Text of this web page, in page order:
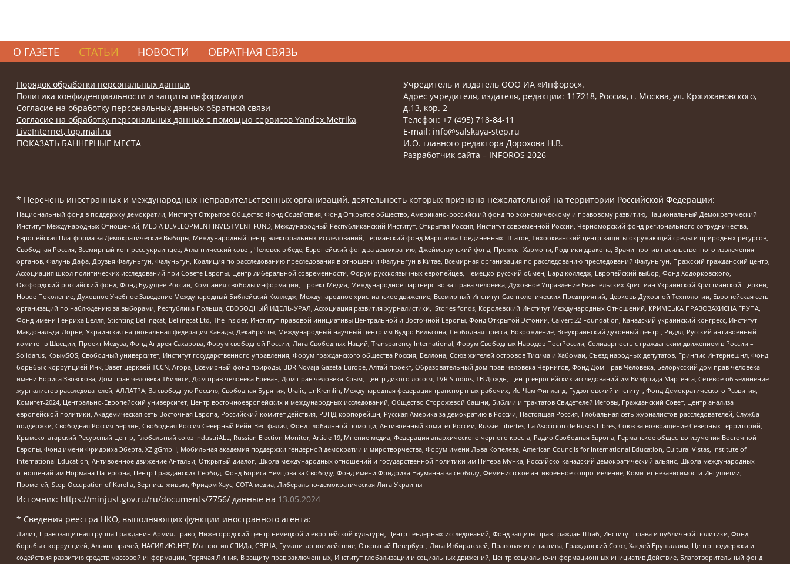
О ГАЗЕТЕ СТАТЬИ НОВОСТИ ОБРАТНАЯ СВЯЗЬ
Порядок обработки персональных данных
Политика конфиденциальности и защиты информации
Согласие на обработку персональных данных обратной связи
Согласие на обработку персональных данных с помощью сервисов Yandex.Metrika,
LiveInternet, top.mail.ru
ПОКАЗАТЬ БАННЕРНЫЕ МЕСТА
Учредитель и издатель ООО ИА «Инфорос».
Адрес учредителя, издателя, редакции: 117218, Россия, г. Москва, ул. Кржижановского,
д.13, кор. 2
Телефон: +7 (495) 718-84-11
E-mail: info@salskaya-step.ru
И.О. главного редактора Дорохова Н.В.
Разработчик сайта – INFOROS 2026
* Перечень иностранных и международных неправительственных организаций, деятельность которых признана нежелательной на территории Российской Федерации:
Национальный фонд в поддержку демократии, Институт Открытое Общество Фонд Содействия, Фонд Открытое общество, Американо-российский фонд по экономическому и правовому развитию, Национальный Демократический
Институт Международных Отношений, MEDIA DEVELOPMENT INVESTMENT FUND, Международный Республиканский Институт, Открытая Россия, Институт современной России, Черноморский фонд регионального сотрудничества,
Европейская Платформа за Демократические Выборы, Международный центр электоральных исследований, Германский фонд Маршалла Соединенных Штатов, Тихоокеанский центр защиты окружающей среды и природных ресурсов,
Свободная Россия, Всемирный конгресс украинцев, Атлантический совет, Человек в беде, Европейский фонд за демократию, Джеймстаунский фонд, Прожект Хармони, Родники дракона, Врачи против насильственного извлечения
органов, Фалунь Дафа, Друзья Фалуньгун, Фалуньгун, Коалиция по расследованию преследования в отношении Фалуньгун в Китае, Всемирная организация по расследованию преследований Фалуньгун, Пражский гражданский центр,
Ассоциация школ политических исследований при Совете Европы, Центр либеральной современности, Форум русскоязычных европейцев, Немецко-русский обмен, Бард колледж, Европейский выбор, Фонд Ходорковского,
Оксфордский российский фонд, Фонд Будущее России, Компания свободы информации, Проект Медиа, Международное партнерство за права человека, Духовное Управление Евангельских Христиан Украинской Христианской Церкви,
Новое Поколение, Духовное Учебное Заведение Международный Библейский Колледж, Международное христианское движение, Всемирный Институт Саентологических Предприятий, Церковь Духовной Технологии, Европейская сеть
организаций по наблюдению за выборами, Республика Польша, СВОБОДНЫЙ ИДЕЛЬ-УРАЛ, Ассоциация развития журналистики, IStories fonds, Королевский Институт Международных Отношений, КРИМСЬКА ПРАВОЗАХИСНА ГРУПА,
Фонд имени Генриха Бёлля, Stichting Bellingcat, Bellingcat Ltd, The Insider, Институт правовой инициативы Центральной и Восточной Европы, Фонд Открытой Эстонии, Calvert 22 Foundation, Канадский украинский конгресс, Институт
Макдональда-Лорье, Украинская национальная федерация Канады, Декабристы, Международный научный центр им Вудро Вильсона, Свободная пресса, Возрождение, Всеукраинский духовный центр , Риддл, Русский антивоенный
комитет в Швеции, Проект Медуза, Фонд Андрея Сахарова, Форум свободной России, Лига Свободных Наций, Transparеncy International, Форум Свободных Народов ПостРоссии, Солидарность с гражданским движением в России –
Solidarus, КрымSOS, Свободный университет, Институт государственного управления, Форум гражданского общества Россия, Беллона, Союз жителей островов Тисима и Хабомаи, Съезд народных депутатов, Гринпис Интернешнл, Фонд
борьбы с коррупцией Инк, Завет церквей TCCN, Агора, Всемирный фонд природы, BDR Novaja Gazeta-Europe, Алтай проект, Образовательный дом прав человека Чернигов, Фонд Дом Прав Человека, Белорусский дом прав человека
имени Бориса Звозскова, Дом прав человека Тбилиси, Дом прав человека Ереван, Дом прав человека Крым, Центр дикого лосося, TVR Studios, ТВ Дождь, Центр европейских исследований им Вилфрида Мартенса, Сетевое объединение
журналистов расследователей, АЛЛАТРА, За свободную Россию, Свободная Бурятия, Uralic, UnKremlin, Международная федерация транспортных рабочих, ИстЧам Финланд, Гудзоновский институт, Фонд Демократического Развития,
Комитет-2024, Центрально-Европейский университет, Центр восточноевропейских и международных исследований, Общество Сторожевой башни, Библии и трактатов Свидетелей Иеговы, Гражданский Совет, Центр анализа
европейской политики, Академическая сеть Восточная Европа, Российский комитет действия, РЭНД корпорейшн, Русская Америка за демократию в России, Настоящая Россия, Глобальная сеть журналистов-расследователей, Служба
поддержки, Свободная Россия Берлин, Свободная Россия Северный Рейн-Вестфалия, Фонд глобальной помощи, Антивоенный комитет России, Russie-Libertes, La Asocicion de Rusos Libres, Союз за возвращение Северных территорий,
Крымскотатарский Ресурсный Центр, Глобальный союз IndustriALL, Russian Election Monitor, Article 19, Мнение медиа, Федерация анархического черного креста, Радио Свободная Европа, Германское общество изучения Восточной
Европы, Фонд имени Фридриха Эберта, XZ gGmbH, Мобильная академия поддержки гендерной демократии и миротворчества, Форум имени Льва Копелева, American Councils for International Education, Cultural Vistas, Institute of
International Education, Антивоенное движение Антальи, Открытый диалог, Школа международных отношений и государственной политики им Питера Мунка, Российско-канадский демократический альянс, Школа международных
отношений им Нормана Патерсона, Центр Гражданских Свобод, Фонд Бориса Немцова за Свободу, Фонд имени Фридриха Науманна за свободу, Феминистское антивоенное сопротивление, Комитет независимости Ингушетии,
Прометей, Stop Occupation of Karelia, Вернись живым, Фридом Хаус, СОТА медиа, Либерально-демократическая Лига Украины
Источник: https://minjust.gov.ru/ru/documents/7756/ данные на 13.05.2024
* Сведения реестра НКО, выполняющих функции иностранного агента:
Лилит, Правозащитная группа Гражданин.Армия.Право, Нижегородский центр немецкой и европейской культуры, Центр гендерных исследований, Фонд защиты прав граждан Штаб, Институт права и публичной политики, Фонд
борьбы с коррупцией, Альянс врачей, НАСИЛИЮ.НЕТ, Мы против СПИДа, СВЕЧА, Гуманитарное действие, Открытый Петербург, Лига Избирателей, Правовая инициатива, Гражданский Союз, Хасдей Ерушалаим, Центр поддержки и
содействия развитию средств массовой информации, Горячая Линия, В защиту прав заключенных, Институт глобализации и социальных движений, Центр социально-информационных инициатив Действие, Благотворительный фонд